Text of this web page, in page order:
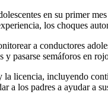
en su primer
los choques
a conductores
pasarse semáforos en
licencia, incluyendo
los padres a ayudar a